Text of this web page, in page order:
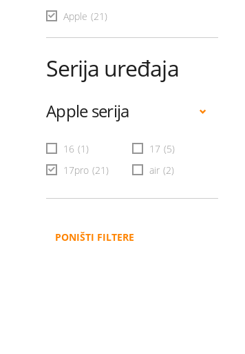
Apple (21)
Serija uređaja
Apple serija
16 (1) 17 (5)
17pro (21) air (2)
PONIŠTI FILTERE